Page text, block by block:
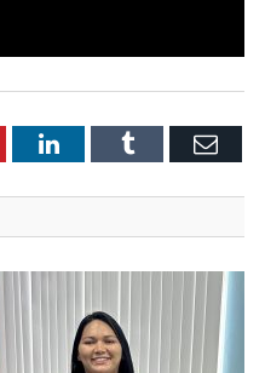
LinkedInTumblr Email